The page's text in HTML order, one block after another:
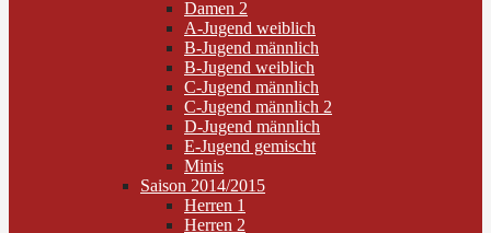
Damen 2
A-Jugend weiblich
B-Jugend männlich
B-Jugend weiblich
C-Jugend männlich
C-Jugend männlich 2
D-Jugend männlich
E-Jugend gemischt
Minis
Saison 2014/2015
Herren 1
Herren 2